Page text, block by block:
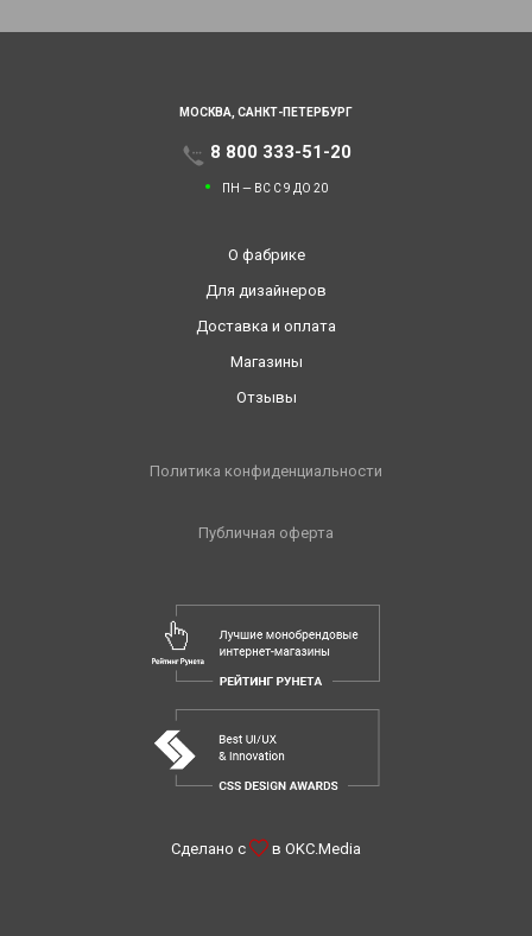
МОСКВА, САНКТ-ПЕТЕРБУРГ
8 800 333-51-20
ПН — ВС С 9 ДО 20
О фабрике
Для дизайнеров
Доставка и оплата
Магазины
Отзывы
Политика конфиденциальности
Публичная оферта
Сделано с в OKC.Media